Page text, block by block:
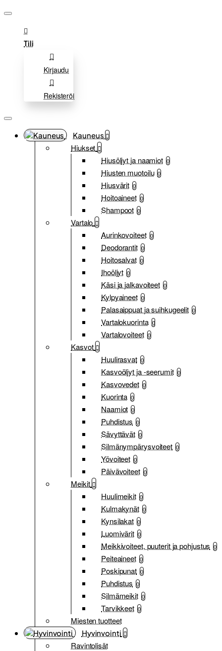
Tili
Kirjaudu
Rekisteröi
Kauneus
Hiukset
Hiusöljyt ja naamiot 0
Hiusten muotoilu 0
Hiusvärit 0
Hoitoaineet 0
Shampoot 0
Vartalo
Aurinkovoiteet 0
Deodorantit 0
Hoitosalvat 0
Ihoöljyt 0
Käsi ja jalkavoiteet 0
Kylpyaineet 0
Palasaippuat ja suihkugeelit 0
Vartalokuorinta 0
Vartalovoiteet 0
Kasvot
Huulirasvat 0
Kasvoöljyt ja -seerumit 0
Kasvovedet 0
Kuorinta 0
Naamiot 0
Puhdistus 0
Sävyttävät 0
Silmänympärysvoiteet 0
Yövoiteet 0
Päivävoiteet 0
Meikit
Huulimeikit 0
Kulmakynät 0
Kynsilakat 0
Luomivärit 0
Meikkivoiteet, puuterit ja pohjustus 0
Peiteaineet 0
Poskipunat 0
Puhdistus 0
Silmämeikit 0
Tarvikkeet 0
Miesten tuotteet
Hyvinvointi
Ravintolisät